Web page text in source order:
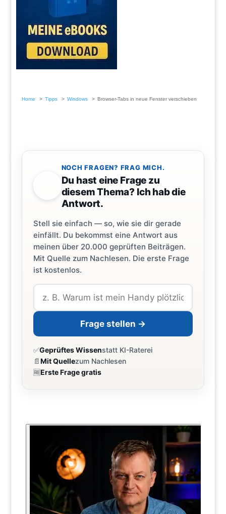
Home Tipps Windows Browser-Tabs in neue Fenster verschieben
NOCH FRAGEN? FRAG MICH.
Du hast eine Frage zu
diesem Thema? Ich hab die
Antwort.
Stell sie einfach — so, wie sie dir gerade
einfällt. Du bekommst eine Antwort aus
meinen über 20.000 geprüften Beiträgen.
Mit Quelle zum Nachlesen. Die erste Frage
ist kostenlos.
Frage stellen →
✅Geprüftes Wissenstatt KI-Raterei
📄Mit Quellezum Nachlesen
🆓Erste Frage gratis